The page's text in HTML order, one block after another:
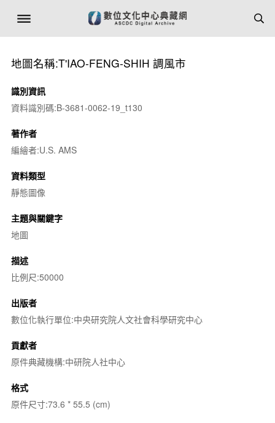
地圖名稱:T'IAO-FENG-SHIH 調風市
識別資訊
資料識別碼:B-3681-0062-19_t130
著作者
編繪者:U.S. AMS
資料類型
靜態圖像
主題與關鍵字
地圖
描述
比例尺:50000
出版者
數位化執行單位:中央研究院人文社會科學研究中心
貢獻者
原件典藏機構:中研院人社中心
格式
原件尺寸:73.6 * 55.5 (cm)